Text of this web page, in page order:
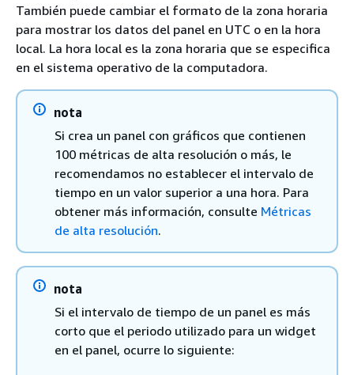
También puede cambiar el formato de la zona horaria
para mostrar los datos del panel en UTC o en la hora
local. La hora local es la zona horaria que se especifica
en el sistema operativo de la computadora.
nota
Si crea un panel con gráficos que contienen
100 métricas de alta resolución o más, le
recomendamos no establecer el intervalo de
tiempo en un valor superior a una hora. Para
obtener más información, consulte Métricas
de alta resolución.
nota
Si el intervalo de tiempo de un panel es más
corto que el periodo utilizado para un widget
en el panel, ocurre lo siguiente: